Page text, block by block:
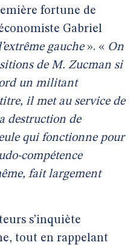
fortune de
Gabriel
gauche». « On
de M. Zucman si
un militant
il met au service de
destruction de
qui fonctionne pour
compétence
fait largement
s’inquiète
tout en rappelant